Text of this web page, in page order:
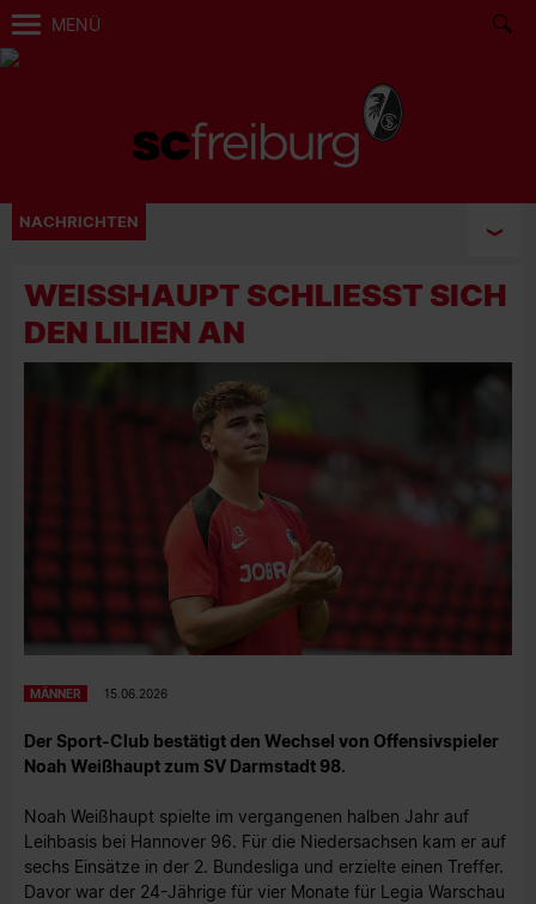
MENÜ
NACHRICHTEN
WEISSHAUPT SCHLIESST SICH DE
N LILIEN AN
MÄNNER 15.06.2026
Der Sport-Club bestätigt den Wechsel von Offensivspieler
Noah Weißhaupt zum SV Darmstadt 98.
Noah Weißhaupt spielte im vergangenen halben Jahr auf
Leihbasis bei Hannover 96. Für die Niedersachsen kam er auf
sechs Einsätze in der 2. Bundesliga und erzielte einen Treffer.
Davor war der 24-Jährige für vier Monate für Legia Warschau